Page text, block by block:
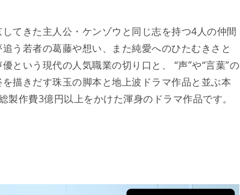
てきた主人公・ケンゾウと同じ志を持つ4人の仲間
う若者の葛藤や想い、また純愛へのひたむきさと
という現代の人気職業の切り口と、 “声”や“言葉”の
描きだす珠玉の脚本と地上波ドラマ作品と並ぶ本
作費3億円以上をかけた渾身のドラマ作品です。